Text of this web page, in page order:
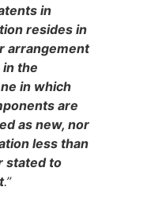
in
resides in
arrangement
the
in which
are
as new, nor
less than
stated to
.”